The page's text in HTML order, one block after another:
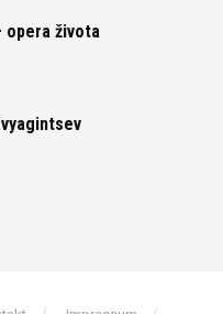
opera života